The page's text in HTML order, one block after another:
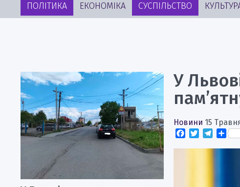
ПОЛІТИКА ЕКОНОМІКА СУСПІЛЬСТВО
У
Новини 15
Facebook
Twitter